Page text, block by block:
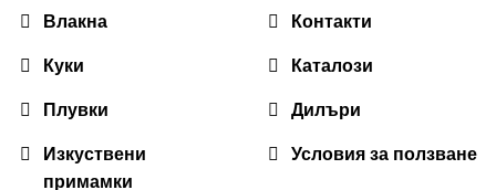
Влакна
Куки
Плувки
Изкуствени
примамки
Контакти
Каталози
Дилъри
Условия за ползване